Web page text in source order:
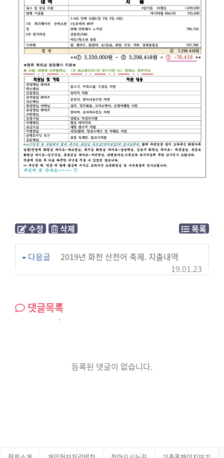
수정 삭제 목록
다음글
2019년 화천 산천어 축제. 지출내역
19.01.23
댓글목록
등록된 댓글이 없습니다.